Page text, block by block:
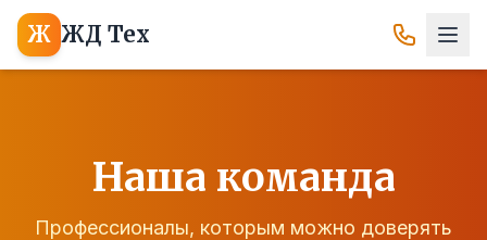
Ж ЖД Тех
Наша команда
Профессионалы, которым можно доверять